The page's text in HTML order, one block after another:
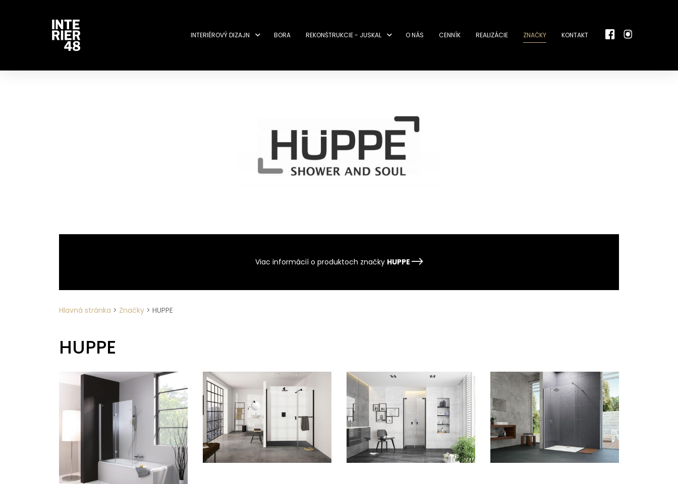
INTERIÉROVÝ DIZAJN BORA REKONŠTRUKCIE - JUSKAL O NÁS CENNÍK REALIZÁCIE ZNAČKY KONTAKT
Viac informácií o produktoch značky HUPPE
Hlavná stránka > Značky > HUPPE
HUPPE